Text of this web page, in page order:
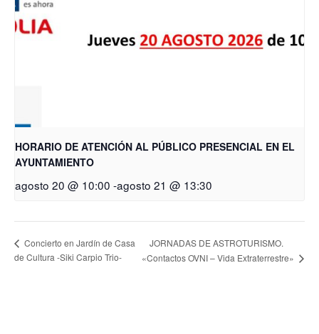
HORARIO DE ATENCIÓN AL PÚBLICO PRESENCIAL EN EL
AYUNTAMIENTO
agosto 20 @ 10:00 -agosto 21 @ 13:30
Concierto en Jardín de Casa
de Cultura -Siki Carpio Trio-
JORNADAS DE ASTROTURISMO.
«Contactos OVNI – Vida Extraterrestre»